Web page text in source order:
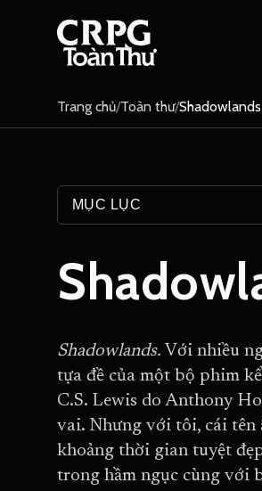
Trang chủ/Toàn thư/Shadowlands
MỤC LỤC
Shadowlands. Với nhiều
tựa đề của một bộ phim
C.S. Lewis do Anthony
vai. Nhưng với tôi, cái tên
khoảng thời gian tuyệt
trong hầm ngục cùng với